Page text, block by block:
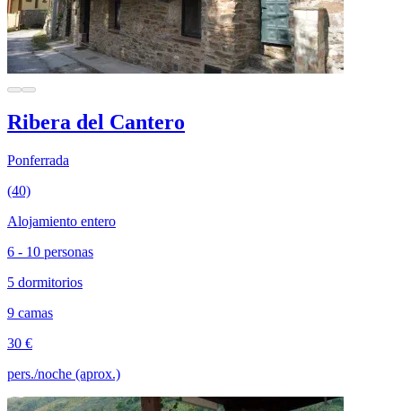
Ribera del Cantero
Ponferrada
(40)
Alojamiento entero
6 - 10 personas
5 dormitorios
9 camas
30 €
pers./noche (aprox.)